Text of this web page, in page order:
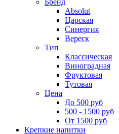
Absolut
Царская
Синергия
Вереск
Тип
Классическая
Виноградная
Фруктовая
Тутовая
Цена
До 500 руб
500 - 1500 руб
От 1500 руб
Крепкие напитки